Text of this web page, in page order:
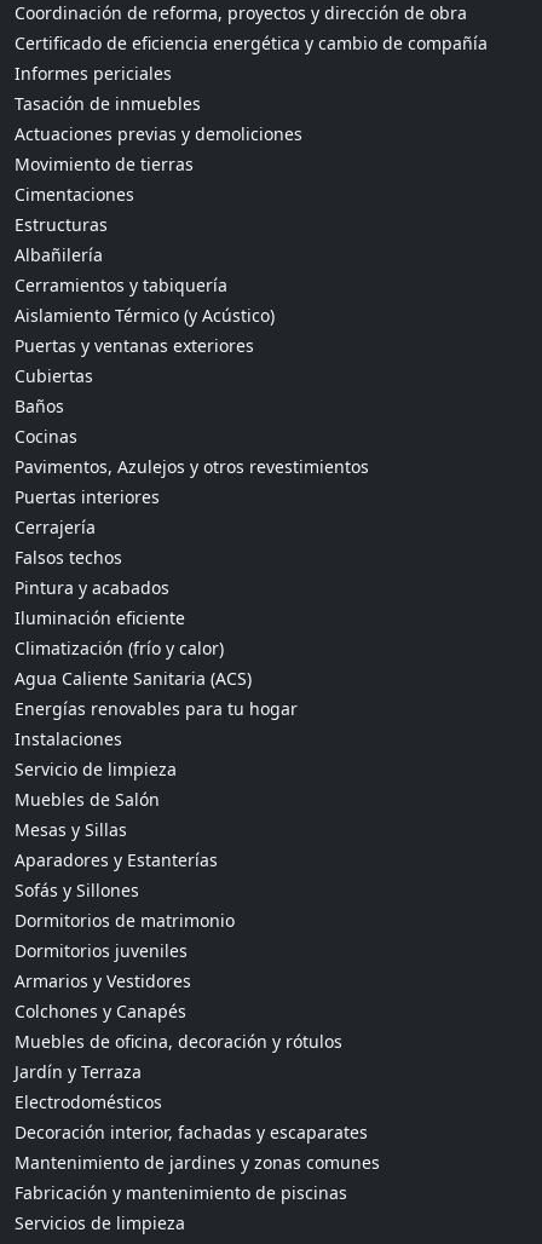
Coordinación de reforma, proyectos y dirección de obra
Certificado de eficiencia energética y cambio de compañía
Informes periciales
Tasación de inmuebles
Actuaciones previas y demoliciones
Movimiento de tierras
Cimentaciones
Estructuras
Albañilería
Cerramientos y tabiquería
Aislamiento Térmico (y Acústico)
Puertas y ventanas exteriores
Cubiertas
Baños
Cocinas
Pavimentos, Azulejos y otros revestimientos
Puertas interiores
Cerrajería
Falsos techos
Pintura y acabados
Iluminación eficiente
Climatización (frío y calor)
Agua Caliente Sanitaria (ACS)
Energías renovables para tu hogar
Instalaciones
Servicio de limpieza
Muebles de Salón
Mesas y Sillas
Aparadores y Estanterías
Sofás y Sillones
Dormitorios de matrimonio
Dormitorios juveniles
Armarios y Vestidores
Colchones y Canapés
Muebles de oficina, decoración y rótulos
Jardín y Terraza
Electrodomésticos
Decoración interior, fachadas y escaparates
Mantenimiento de jardines y zonas comunes
Fabricación y mantenimiento de piscinas
Servicios de limpieza